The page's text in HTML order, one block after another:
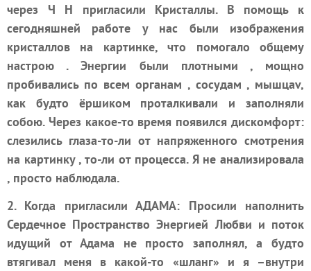
через Ч Н пригласили Кристаллы. В помощь к
сегодняшней работе у нас были изображения
кристаллов на картинке, что помогало общему
настрою . Энергии были плотными , мощно
пробивались по всем органам , сосудам , мышцаv,
как будто ёршиком проталкивали и заполняли
собою. Через какое-то время появился дискомфорт:
слезились глаза-то-ли от напряженного смотрения
на картинку , то-ли от процесса. Я не анализировала
, просто наблюдала.
2. Когда пригласили АДАМА: Просили наполнить
Сердечное Пространство Энергией Любви и поток
идущий от Адама не просто заполнял, а будто
втягивал меня в какой-то «шланг» и я –внутри